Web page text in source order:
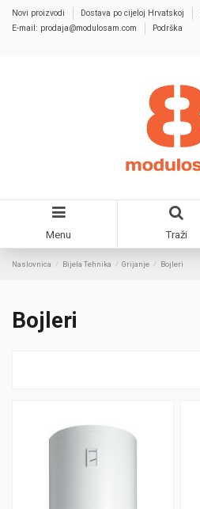
Novi proizvodi Dostava po cijeloj Hrvatskoj
E-mail: prodaja@modulosam.com
Podrška
Menu Traži
Naslovnica Bijela Tehnika Grijanje Bojleri
Bojleri